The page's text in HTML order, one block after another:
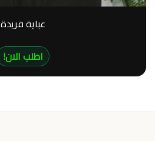
عباية فريدة
!اطلب الان